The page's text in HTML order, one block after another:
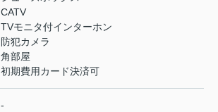
CATV
TVモニタ付インターホン
防犯カメラ
角部屋
初期費用カード決済可
-